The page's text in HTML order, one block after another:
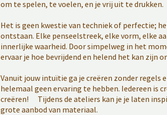
om te spelen, te voelen, en je vrij uit te drukken.
Het is geen kwestie van techniek of perfectie;
ontstaan. Elke penseelstreek, elke vorm, elke
innerlijke waarheid. Door simpelweg in het
ervaar je hoe bevrijdend en helend het kan zijn
Vanuit jouw intuïtie ga je creëren zonder regels
helemaal geen ervaring te hebben. Iedereen is
creëren! Tijdens de ateliers kan je je laten
grote aanbod van materiaal.